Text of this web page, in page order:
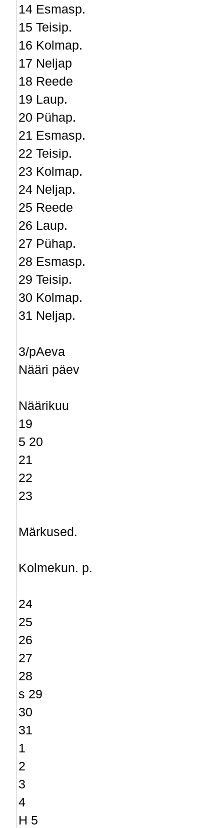
14 Esmasp.
15 Teisip.
16 Kolmap.
17 Neljap
18 Reede
19 Laup.
20 Pühap.
21 Esmasp.
22 Teisip.
23 Kolmap.
24 Neljap.
25 Reede
26 Laup.
27 Pühap.
28 Esmasp.
29 Teisip.
30 Kolmap.
31 Neljap.
3/pAeva
Nääri päev
Näärikuu
19
5 20
21
22
23
Märkused.
Kolmekun. p.
24
25
26
27
28
s 29
30
31
1
2
3
4
H 5